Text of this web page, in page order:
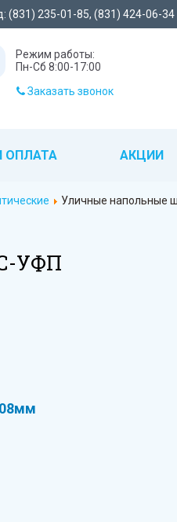
(831) 235-01-85, (831) 424-06-34
Режим работы:
Пн-Сб 8:00-17:00
Заказать звонок
ОПЛАТА АКЦИИ
Уличные напольные
УФП